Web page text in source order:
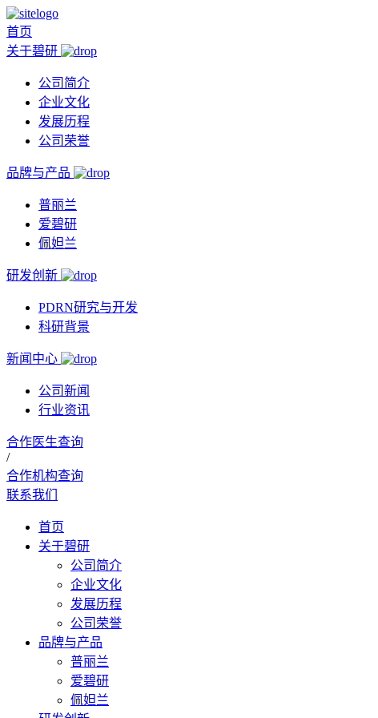
首页
关于碧研
公司简介
企业文化
发展历程
公司荣誉
品牌与产品
普丽兰
爱碧研
佩妲兰
研发创新
PDRN研究与开发
科研背景
新闻中心
公司新闻
行业资讯
合作医生查询
/
合作机构查询
联系我们
首页
关于碧研
公司简介
企业文化
发展历程
公司荣誉
品牌与产品
普丽兰
爱碧研
佩妲兰